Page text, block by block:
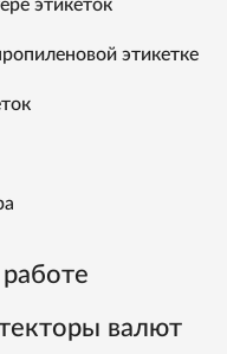
этикеток
этикетке
валют